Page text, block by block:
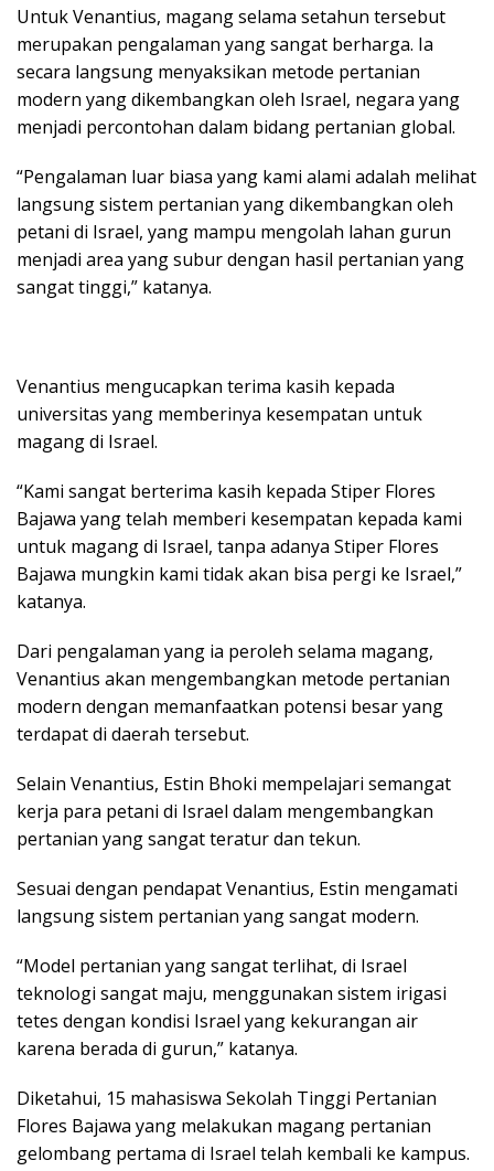
Untuk Venantius, magang selama setahun tersebut
merupakan pengalaman yang sangat berharga. Ia
secara langsung menyaksikan metode pertanian
modern yang dikembangkan oleh Israel, negara yang
menjadi percontohan dalam bidang pertanian global.
“Pengalaman luar biasa yang kami alami adalah melihat
langsung sistem pertanian yang dikembangkan oleh
petani di Israel, yang mampu mengolah lahan gurun
menjadi area yang subur dengan hasil pertanian yang
sangat tinggi,” katanya.
Venantius mengucapkan terima kasih kepada
universitas yang memberinya kesempatan untuk
magang di Israel.
“Kami sangat berterima kasih kepada Stiper Flores
Bajawa yang telah memberi kesempatan kepada kami
untuk magang di Israel, tanpa adanya Stiper Flores
Bajawa mungkin kami tidak akan bisa pergi ke Israel,”
katanya.
Dari pengalaman yang ia peroleh selama magang,
Venantius akan mengembangkan metode pertanian
modern dengan memanfaatkan potensi besar yang
terdapat di daerah tersebut.
Selain Venantius, Estin Bhoki mempelajari semangat
kerja para petani di Israel dalam mengembangkan
pertanian yang sangat teratur dan tekun.
Sesuai dengan pendapat Venantius, Estin mengamati
langsung sistem pertanian yang sangat modern.
“Model pertanian yang sangat terlihat, di Israel
teknologi sangat maju, menggunakan sistem irigasi
tetes dengan kondisi Israel yang kekurangan air
karena berada di gurun,” katanya.
Diketahui, 15 mahasiswa Sekolah Tinggi Pertanian
Flores Bajawa yang melakukan magang pertanian
gelombang pertama di Israel telah kembali ke kampus.